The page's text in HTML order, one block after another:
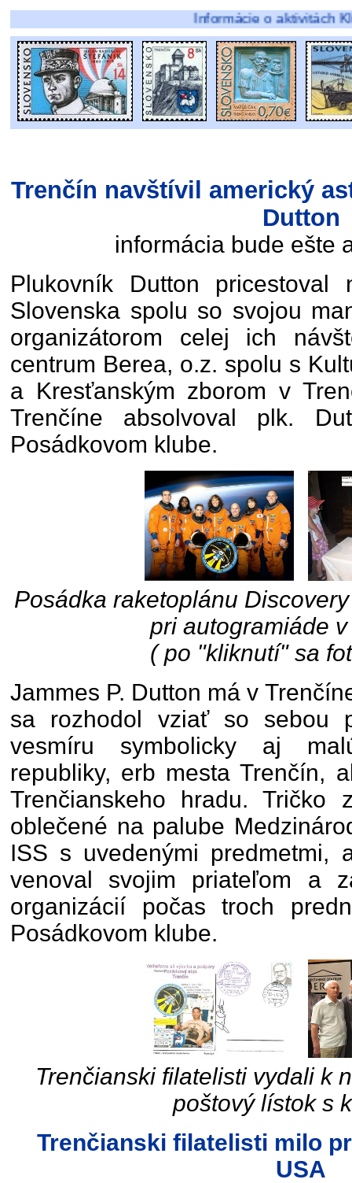
Informácie o aktivitách Klubu
Trenčín navštívil americký
Dutton
informácia bude ešte
Plukovník Dutton pricestoval
Slovenska spolu so svojou
organizátorom celej ich
centrum Berea, o.z. spolu s
a Kresťanským zborom v
Trenčíne absolvoval plk.
Posádkovom klube.
Posádka raketoplánu
pri autogramiáde
( po "kliknutí" sa
Jammes P. Dutton má v
sa rozhodol vziať so sebou
vesmíru symbolicky aj
republiky, erb mesta Trenčín,
Trenčianskeho hradu. Tričko
oblečené na palube
ISS s uvedenými predmetmi,
venoval svojim priateľom a
organizácií počas troch
Posádkovom klube.
Trenčianski filatelisti vydali k
poštový lístok s
Trenčianski filatelisti milo
USA